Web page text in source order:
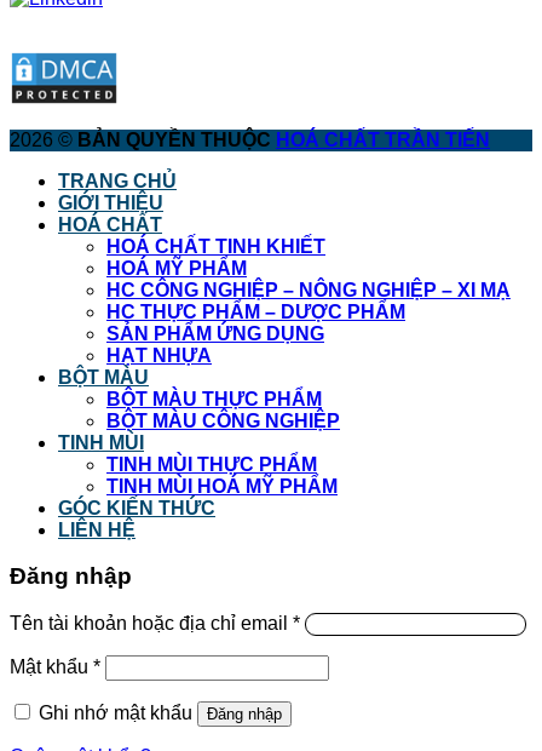
2026 © BẢN QUYỀN THUỘC HOÁ CHẤT TRẦN TIẾN
TRANG CHỦ
GIỚI THIỆU
HOÁ CHẤT
HOÁ CHẤT TINH KHIẾT
HOÁ MỸ PHẨM
HC CÔNG NGHIỆP – NÔNG NGHIỆP – XI MẠ
HC THỰC PHẨM – DƯỢC PHẨM
SẢN PHẨM ỨNG DỤNG
HẠT NHỰA
BỘT MÀU
BỘT MÀU THỰC PHẨM
BỘT MÀU CÔNG NGHIỆP
TINH MÙI
TINH MÙI THỰC PHẨM
TINH MÙI HOÁ MỸ PHẨM
GÓC KIẾN THỨC
LIÊN HỆ
Đăng nhập
Tên tài khoản hoặc địa chỉ email *
Mật khẩu *
Ghi nhớ mật khẩu Đăng nhập